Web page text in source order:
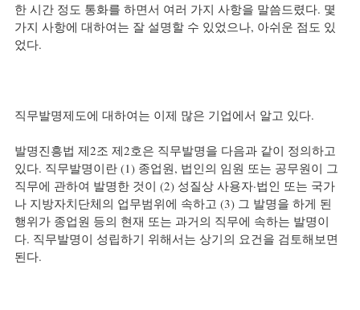
한 시간 정도 통화를 하면서 여러 가지 사항을 말씀드렸다. 몇
가지 사항에 대하여는 잘 설명할 수 있었으나, 아쉬운 점도 있
었다.
직무발명제도에 대하여는 이제 많은 기업에서 알고 있다.
발명진흥법 제2조 제2호은 직무발명을 다음과 같이 정의하고
있다. 직무발명이란 (1) 종업원, 법인의 임원 또는 공무원이 그
직무에 관하여 발명한 것이 (2) 성질상 사용자·법인 또는 국가
나 지방자치단체의 업무범위에 속하고 (3) 그 발명을 하게 된
행위가 종업원 등의 현재 또는 과거의 직무에 속하는 발명이
다. 직무발명이 성립하기 위해서는 상기의 요건을 검토해보면
된다.